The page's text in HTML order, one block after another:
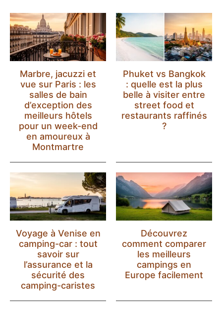
Marbre, jacuzzi et
vue sur Paris : les
salles de bain
d’exception des
meilleurs hôtels
pour un week-end
en amoureux à
Montmartre
Phuket vs Bangkok
: quelle est la plus
belle à visiter entre
street food et
restaurants raffinés
?
Voyage à Venise en
camping-car : tout
savoir sur
l’assurance et la
sécurité des
camping-caristes
Découvrez
comment comparer
les meilleurs
campings en
Europe facilement